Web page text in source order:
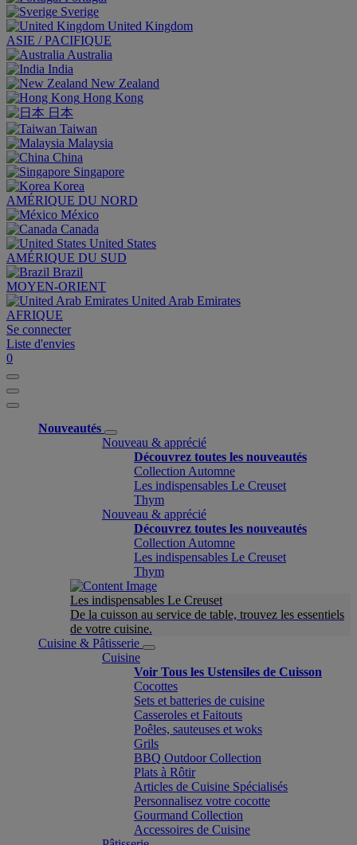
Sverige
United Kingdom
ASIE / PACIFIQUE
Australia
India
New Zealand
Hong Kong
日本
Taiwan
Malaysia
China
Singapore
Korea
AMÉRIQUE DU NORD
México
Canada
United States
AMÉRIQUE DU SUD
Brazil
MOYEN-ORIENT
United Arab Emirates
AFRIQUE
Se connecter
Liste d'envies
0
Nouveautés
Nouveau & apprécié
Découvrez toutes les nouveautés
Collection Automne
Les indispensables Le Creuset
Thym
Nouveau & apprécié
Découvrez toutes les nouveautés
Collection Automne
Les indispensables Le Creuset
Thym
Les indispensables Le Creuset
De la cuisson au service de table, trouvez les essentiels
de votre cuisine.
Cuisine & Pâtisserie
Cuisine
Voir Tous les Ustensiles de Cuisson
Cocottes
Sets et batteries de cuisine
Casseroles et Faitouts
Poêles, sauteuses et woks
Grils
BBQ Outdoor Collection
Plats à Rôtir
Articles de Cuisine Spécialisés
Personnalisez votre cocotte
Gourmand Collection
Accessoires de Cuisine